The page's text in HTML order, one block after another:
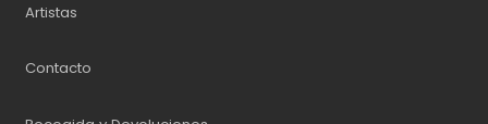
Artistas
Contacto